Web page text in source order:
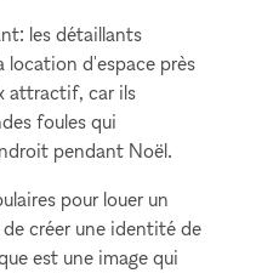
les détaillants
location d'espace près
attractif, car ils
foules qui
pendant Noël.
pour louer un
créer une identité de
est une image qui